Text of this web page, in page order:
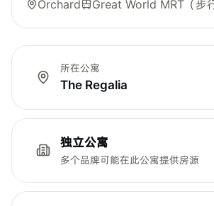
Orchard Great World MRT （步
所在公寓
The Regalia
独立公寓
多个品牌可能在此公寓提供房源